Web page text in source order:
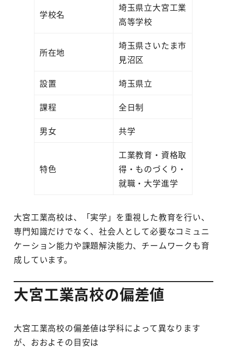
学校名
埼玉県立大宮工業
高等学校
所在地
埼玉県さいたま市
見沼区
設置
埼玉県立
課程
全日制
男女
共学
特色
工業教育・資格取
得・ものづくり・
就職・大学進学
大宮工業高校は、「実学」を重視した教育を行い、
専門知識だけでなく、社会人として必要なコミュニ
ケーション能力や課題解決能力、チームワークも育
成しています。
大宮工業高校の偏差値
大宮工業高校の偏差値は学科によって異なります
が、おおよその目安は